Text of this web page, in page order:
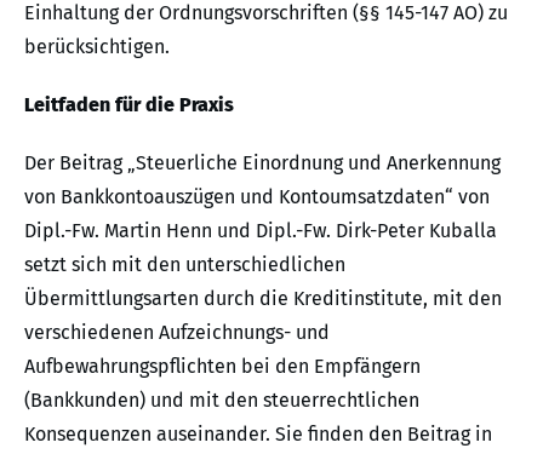
Einhaltung der Ordnungsvorschriften (§§ 145-147 AO) zu
berücksichtigen.
Leitfaden für die Praxis
Der Beitrag „Steuerliche Einordnung und Anerkennung
von Bankkontoauszügen und Kontoumsatzdaten“ von
Dipl.-Fw. Martin Henn und Dipl.-Fw. Dirk-Peter Kuballa
setzt sich mit den unterschiedlichen
Übermittlungsarten durch die Kreditinstitute, mit den
verschiedenen Aufzeichnungs- und
Aufbewahrungspflichten bei den Empfängern
(Bankkunden) und mit den steuerrechtlichen
Konsequenzen auseinander. Sie finden den Beitrag in